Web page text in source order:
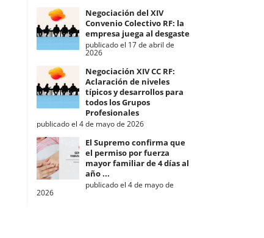
Negociación del XIV
Convenio Colectivo RF: la
empresa juega al desgaste
publicado el 17 de abril de
2026
Negociación XIV CC RF:
Aclaración de niveles
típicos y desarrollos para
todos los Grupos
Profesionales
publicado el 4 de mayo de 2026
El Supremo confirma que
el permiso por fuerza
mayor familiar de 4 días al
año ...
publicado el 4 de mayo de
2026